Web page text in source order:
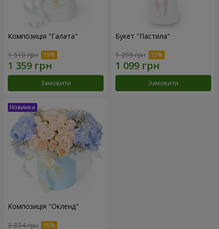
Композиція "Галата"
1 510 грн
Замовити
Букет "Пастила"
1 293 грн
Замовити
Композиція "Окленд"
3 834 грн